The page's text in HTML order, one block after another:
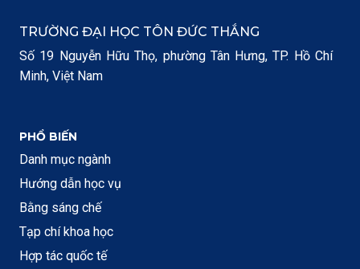
TRƯỜNG ĐẠI HỌC TÔN ĐỨC THẮNG
Số 19 Nguyễn Hữu Thọ, phường Tân Hưng, TP. Hồ Chí
Minh, Việt Nam
PHỔ BIẾN
Danh mục ngành
Hướng dẫn học vụ
Bằng sáng chế
Tạp chí khoa học
Hợp tác quốc tế